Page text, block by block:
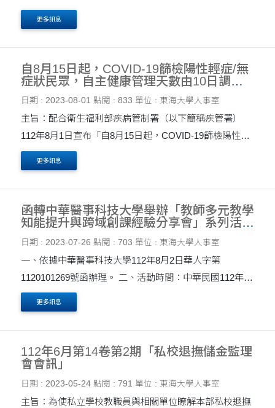
112年9月第14卷第3期「私校退撫儲金監理會會訊」，提
更多訊息
自8月15日起，COVID-19篩檢陽性輕症/無
症狀民眾，自主健康管理天數由10日調整
為5日；同時全面取消各類對象自主健康管
理期間之支持性給假措施
日期 : 2023-08-01 點閱 : 833 單位 : 東海大學人事室
主旨：配合衛生福利部疾病管制署（以下簡稱疾管署）
112年8月1日宣布「自8月15日起，COVID-19篩檢陽性輕
症/無症狀民眾，自主健康管理天數由10日調整為5日；同
時全面取消各類對象自主健康管理期間之支持性給假措
施」，學校....
更多訊息
函轉中華醫事科技大學舉辦「教師多元教學
知能提升與跨域創課經驗分享會」系列活
動，請協助公告周知並鼓勵所屬教職員踴躍
報名參加，請查照。
日期 : 2023-07-26 點閱 : 703 單位 : 東海大學人事室
一、依據中華醫事科技大學112年8月2日華人字第
1120101269號函辦理。 二、活動時間：中華民國112年08
月02日(星期三)、08月16日(星期三)、08月24日(星期四)、
08月30日(星期三)，共計4場，時間分別為上午09：20至
11：40、上午09....
更多訊息
112年6月第14卷第2期「私校退撫儲金監理
會會訊」
日期 : 2023-05-24 點閱 : 791 單位 : 東海大學人事室
主旨：為使私立學校教職員與相關單位瞭解本部私校退撫